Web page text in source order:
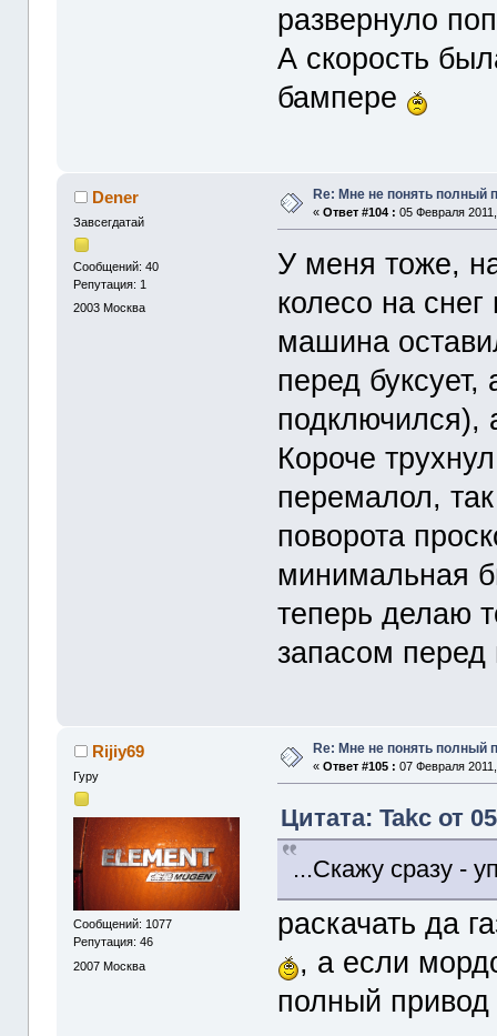
развернуло
А скорость
бампере
Dener
Завсегдатай
Сообщений: 40
Репутация: 1
2003 Москва
Re: Мне не понять полный
«Ответ #104 : 05 Февраля
У меня тоже,
колесо на снег
машина
перед
подключился),
Короче
перемалол,
поворота
минимальная
теперь делаю
запасом
Rijiy69
Гуру
Сообщений: 1077
Репутация: 46
2007 Москва
Re: Мне не понять полный
«Ответ #105 : 07 Февраля
Цитата: Takc от
...Скажу сразу -
раскачать да
, а если
полный